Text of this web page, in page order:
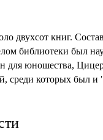
двухсот книг.
библиотеки был
для юношества,
среди которых был